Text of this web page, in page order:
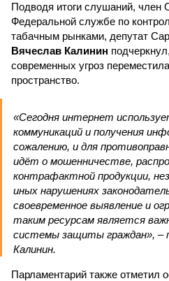
Подводя итоги слушаний, член
Федеральной службе по
табачным рынками, депутат
Вячеслав Калинин
современных угроз
пространство.
«Сегодня интернет
коммуникаций и получения
сожалению, и для
идёт о мошенничестве,
контрафактной продукции,
иных нарушениях
своевременное выявление и
таким ресурсам является
системы защиты граждан», –
Калинин.
Парламентарий также отметил